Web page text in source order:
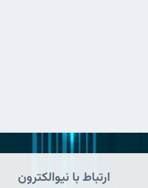
ارتباط با نیوالکترون